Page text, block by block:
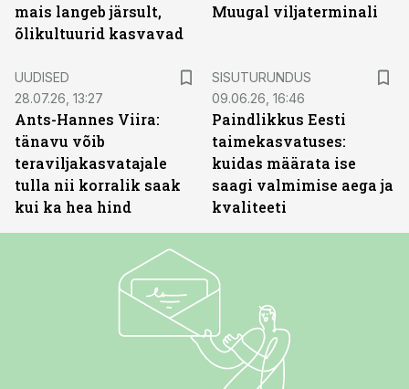
mais langeb järsult,
õlikultuurid kasvavad
Muugal viljaterminali
UUDISED
28.07.26, 13:27
Ants-Hannes Viira:
tänavu võib
teraviljakasvatajale
tulla nii korralik saak
kui ka hea hind
SISUTURUNDUS
09.06.26, 16:46
Paindlikkus Eesti
taimekasvatuses:
kuidas määrata ise
saagi valmimise aega ja
kvaliteeti